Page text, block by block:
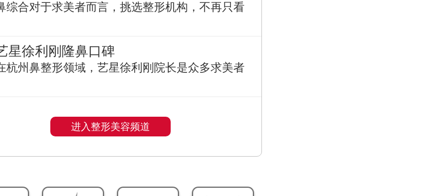
综合对于求美者而言，挑选整形机构，不再只看
星徐利刚隆鼻口碑
杭州鼻整形领域，艺星徐利刚院长是众多求美者
进入整形美容频道